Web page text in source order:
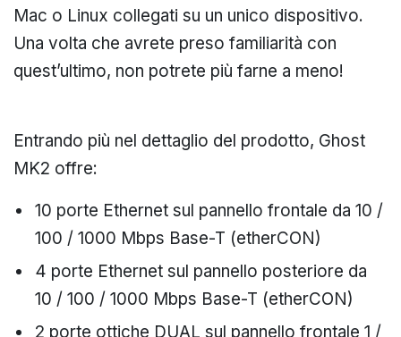
Mac o Linux collegati su un unico dispositivo.
Una volta che avrete preso familiarità con
quest’ultimo, non potrete più farne a meno!
Entrando più nel dettaglio del prodotto, Ghost
MK2 offre:
10 porte Ethernet sul pannello frontale da 10 /
100 / 1000 Mbps Base-T (etherCON)
4 porte Ethernet sul pannello posteriore da
10 / 100 / 1000 Mbps Base-T (etherCON)
2 porte ottiche DUAL sul pannello frontale 1 /